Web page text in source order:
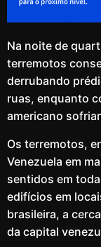
Na noite de
terremotos
derrubando
ruas, enquanto
americano
Os terremotos,
Venezuela em
sentidos em
edifícios em
brasileira, a
da capital